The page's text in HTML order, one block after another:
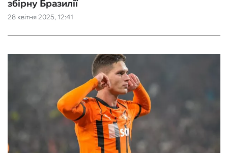
28 квітня 2025, 12:41
збірну Бразилії